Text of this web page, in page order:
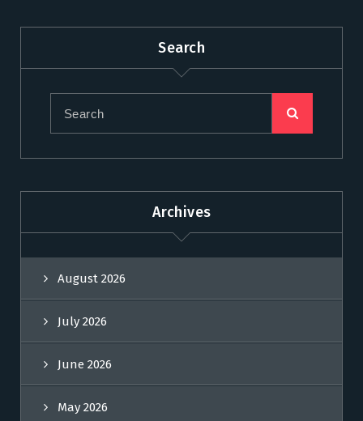
Search
Archives
August 2026
July 2026
June 2026
May 2026